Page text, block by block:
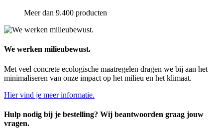
Meer dan 9.400 producten
We werken milieubewust.
Met veel concrete ecologische maatregelen dragen we bij aan het
minimaliseren van onze impact op het milieu en het klimaat.
Hier vind je meer informatie.
Hulp nodig bij je bestelling? Wij beantwoorden graag jouw
vragen.